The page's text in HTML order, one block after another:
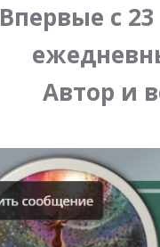
Впервые с
Автор и